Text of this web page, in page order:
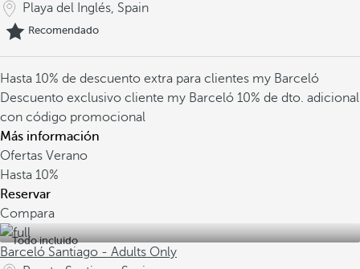
Playa del Inglés, Spain
Recomendado
Hasta 10% de descuento extra para clientes my Barceló
Descuento exclusivo cliente my Barceló 10% de dto. adicional
con código promocional
Más información
Ofertas Verano
Hasta 10%
Reservar
Compara
Todo incluido
Barceló Santiago - Adults Only